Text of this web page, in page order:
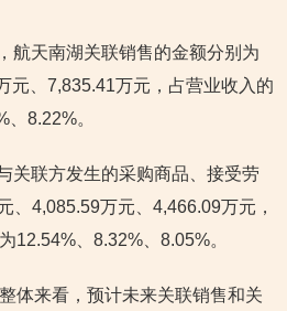
航天南湖关联销售的金额分别为
元、7,835.41万元，占营业收入的
8.22%。
关联方发生的采购商品、接受劳
、4,085.59万元、4,466.09万元，
12.54%、8.32%、8.05%。
体来看，预计未来关联销售和关